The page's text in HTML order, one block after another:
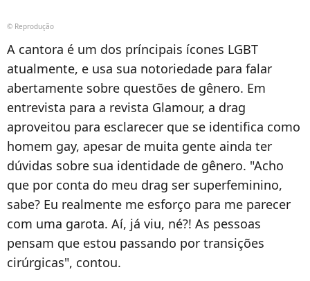
© Reprodução
A cantora é um dos príncipais ícones LGBT
atualmente, e usa sua notoriedade para falar
abertamente sobre questões de gênero. Em
entrevista para a revista Glamour, a drag
aproveitou para esclarecer que se identifica como
homem gay, apesar de muita gente ainda ter
dúvidas sobre sua identidade de gênero. "Acho
que por conta do meu drag ser superfeminino,
sabe? Eu realmente me esforço para me parecer
com uma garota. Aí, já viu, né?! As pessoas
pensam que estou passando por transições
cirúrgicas", contou.